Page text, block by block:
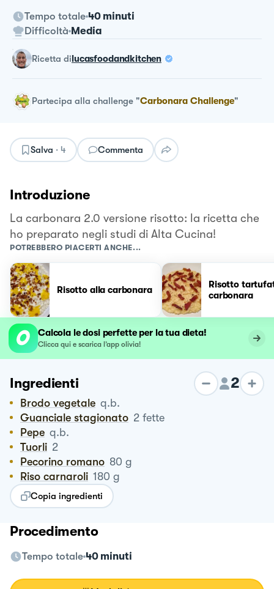
Tempo totale 40 minuti
Difficoltà Media
ricetta dilucasfoodandkitchen
Partecipa alla challenge "Carbonara Challenge"
Salva · 4 Commenta
Introduzione
La carbonara 2.0 versione risotto: la ricetta che
ho preparato negli studi di Alta Cucina!
POTREBBERO PIACERTI ANCHE...
Risotto alla carbonara
Risotto
carbonara
Calcola le dosi perfette per la tua dieta!
Clicca qui e scarica l’app olivia!
Ingredienti 2
Brodo vegetale q.b.
Guanciale stagionato 2 fette
Pepe q.b.
Tuorli 2
Pecorino romano 80 g
Riso carnaroli 180 g
Copia ingredienti
Procedimento
Tempo totale 40 minuti